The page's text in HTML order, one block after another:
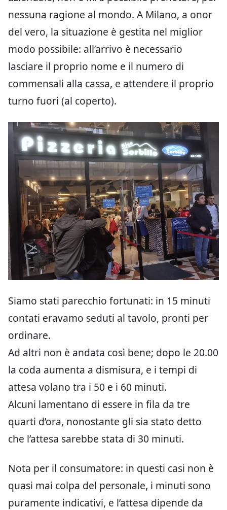
nessuna ragione al mondo. A Milano, a onor
del vero, la situazione è gestita nel miglior
modo possibile: all’arrivo è necessario
lasciare il proprio nome e il numero di
commensali alla cassa, e attendere il proprio
turno fuori (al coperto).
Siamo stati parecchio fortunati: in 15 minuti
contati eravamo seduti al tavolo, pronti per
ordinare.
Ad altri non è andata così bene; dopo le 20.00
la coda aumenta a dismisura, e i tempi di
attesa volano tra i 50 e i 60 minuti.
Alcuni lamentano di essere in fila da tre
quarti d’ora, nonostante gli sia stato detto
che l’attesa sarebbe stata di 30 minuti.
Nota per il consumatore: in questi casi non è
quasi mai colpa del personale, i minuti sono
puramente indicativi, e l’attesa dipende da